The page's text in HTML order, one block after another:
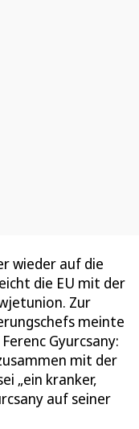
wieder auf die
die EU mit der
Zur
meinte
Gyurcsany:
mit der
„ein kranker,
auf seiner